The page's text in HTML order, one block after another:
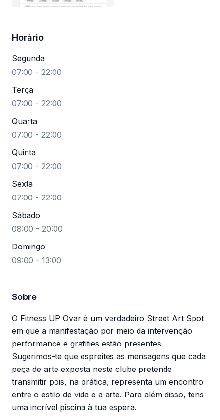
Horário
Segunda
07:00 - 22:00
Terça
07:00 - 22:00
Quarta
07:00 - 22:00
Quinta
07:00 - 22:00
Sexta
07:00 - 22:00
Sábado
08:00 - 20:00
Domingo
09:00 - 13:00
Sobre
O Fitness UP Ovar é um verdadeiro Street Art Spot
em que a manifestação por meio da intervenção,
performance e grafities estão presentes.
Sugerimos-te que espreites as mensagens que cada
peça de arte exposta neste clube pretende
transmitir pois, na prática, representa um encontro
entre o estilo de vida e a arte. Para além disso, tens
uma incrível piscina à tua espera.